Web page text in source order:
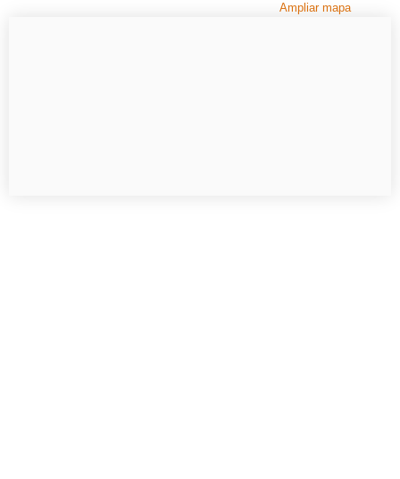
Ampliar mapa